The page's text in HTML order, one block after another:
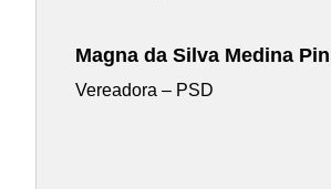
Magna da Silva Medina
Vereadora – PSD